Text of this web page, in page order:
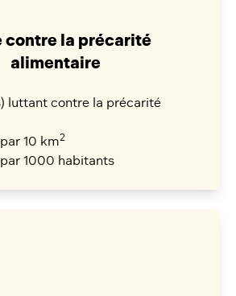
contre la précarité
alimentaire
luttant contre la précarité
10 km2
1000 habitants